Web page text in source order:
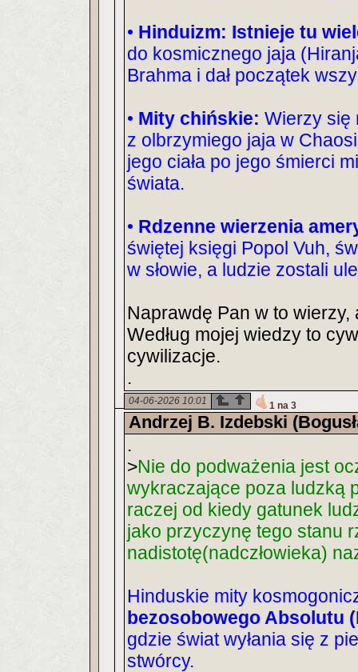
• Hinduizm: Istnieje tu
do kosmicznego jaja
Brahma i dał początek
• Mity chińskie: Wierzy się
z olbrzymiego jaja w
jego ciała po jego śmierci
świata.
• Rdzenne wierzenia
świętej księgi Popol Vuh,
w słowie, a ludzie zostali
Naprawdę Pan w to wierzy,
Według mojej wiedzy to
cywilizacje.
.
04-06-2026 10:01 1 na 3
Andrzej B. Izdebski
.
>Nie do podważenia jest
wykraczające poza ludzką
raczej od kiedy gatunek
jako przyczynę tego stanu
nadistotę(nadczłowieka)
Hinduskie mity
bezosobowego Absolutu
gdzie świat wyłania się z
stwórcy.